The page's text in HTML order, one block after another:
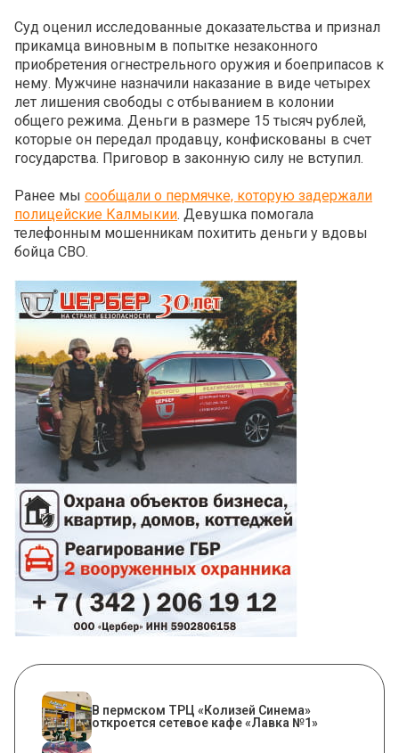
Суд оценил исследованные доказательства и признал
прикамца виновным в попытке незаконного
приобретения огнестрельного оружия и боеприпасов к
нему. Мужчине назначили наказание в виде четырех
лет лишения свободы с отбыванием в колонии
общего режима. Деньги в размере 15 тысяч рублей,
которые он передал продавцу, конфискованы в счет
государства. Приговор в законную силу не вступил.
Ранее мы сообщали о пермячке, которую задержали
полицейские Калмыкии. Девушка помогала
телефонным мошенникам похитить деньги у вдовы
бойца СВО.
​В пермском ТРЦ «Колизей Синема»
откроется сетевое кафе «Лавка №1»